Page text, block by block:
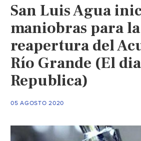
colonias
y
con
problemas
desabasto
San
San Luis Agua
maniobras para la
reapertura del
Río Grande (El
Republica)
05 AGOSTO 2020